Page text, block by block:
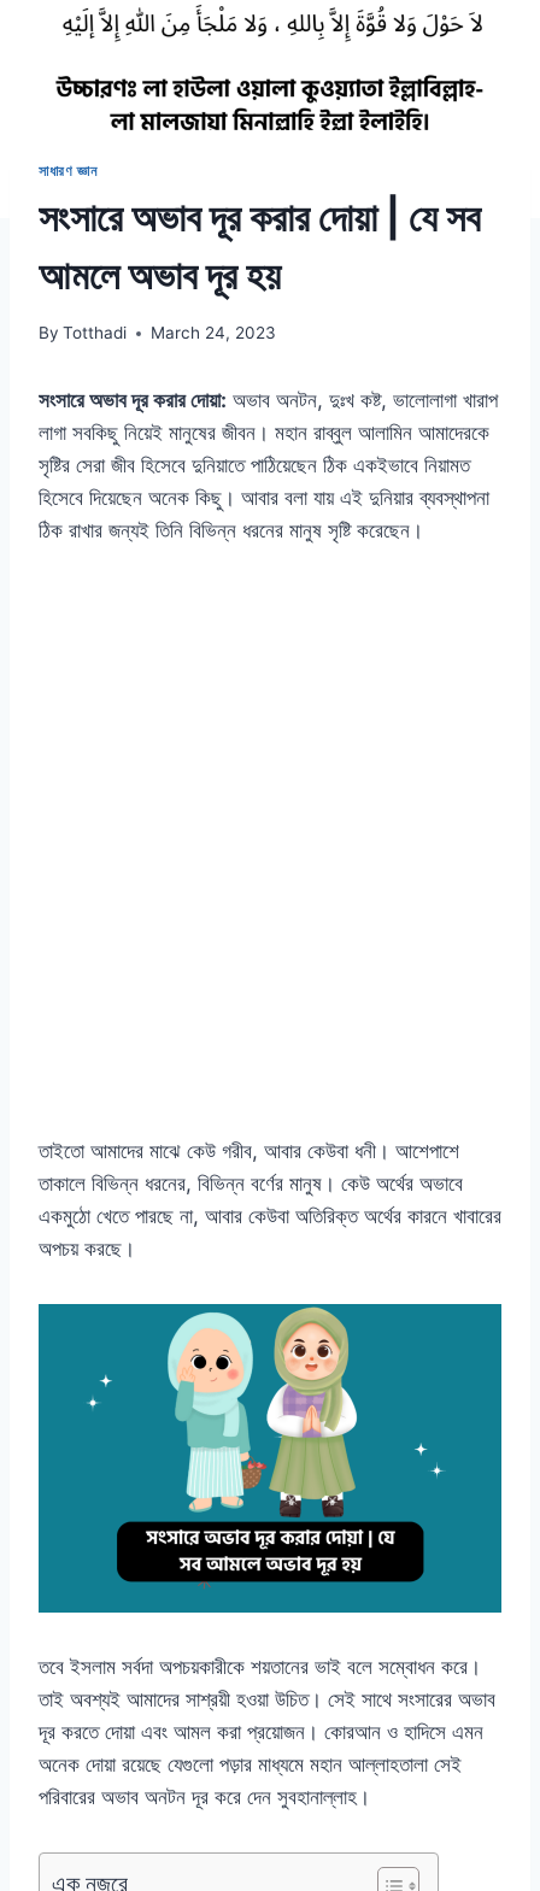
সাধারণ জ্ঞান
সংসারে অভাব দূর করার দোয়া | যে সব
আমলে অভাব দূর হয়
By Totthadi March 24, 2023
সংসারে অভাব দূর করার দোয়া: অভাব অনটন, দুঃখ কষ্ট, ভালোলাগা খারাপ
লাগা সবকিছু নিয়েই মানুষের জীবন। মহান রাব্বুল আলামিন আমাদেরকে
সৃষ্টির সেরা জীব হিসেবে দুনিয়াতে পাঠিয়েছেন ঠিক একইভাবে নিয়ামত
হিসেবে দিয়েছেন অনেক কিছু। আবার বলা যায় এই দুনিয়ার ব্যবস্থাপনা
ঠিক রাখার জন্যই তিনি বিভিন্ন ধরনের মানুষ সৃষ্টি করেছেন।
তাইতো আমাদের মাঝে কেউ গরীব, আবার কেউবা ধনী। আশেপাশে
তাকালে বিভিন্ন ধরনের, বিভিন্ন বর্ণের মানুষ। কেউ অর্থের অভাবে
একমুঠো খেতে পারছে না, আবার কেউবা অতিরিক্ত অর্থের কারনে খাবারের
অপচয় করছে।
তবে ইসলাম সর্বদা অপচয়কারীকে শয়তানের ভাই বলে সম্বোধন করে।
তাই অবশ্যই আমাদের সাশ্রয়ী হওয়া উচিত। সেই সাথে সংসারের অভাব
দূর করতে দোয়া এবং আমল করা প্রয়োজন। কোরআন ও হাদিসে এমন
অনেক দোয়া রয়েছে যেগুলো পড়ার মাধ্যমে মহান আল্লাহতালা সেই
পরিবারের অভাব অনটন দূর করে দেন সুবহানাল্লাহ।
এক নজরে